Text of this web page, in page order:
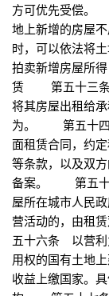
方可优先受偿
地上新增的房屋
时，可以依法将
拍卖新增房屋所
赁 第五十三条
将其房屋出租给
为。 第五十四
面租赁合同，约
等条款，以及双
备案。 第五十
屋所在城市人民
营活动的，由租
五十六条 以营利
用权的国有土地
收益上缴国家。